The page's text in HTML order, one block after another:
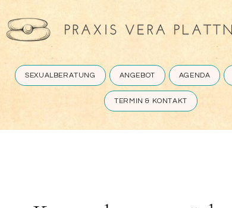
SEXUALBERATUNG ANGEBOT AGENDA
TERMIN & KONTAKT